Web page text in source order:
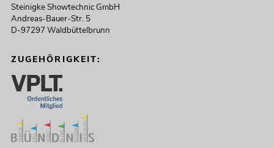
No. 20000817Artikel nicht mehr verfügbar
Steinigke Showtechnic GmbH
Andreas-Bauer-Str. 5
D-97297 Waldbüttelbrunn
ZUGEHÖRIGKEIT: